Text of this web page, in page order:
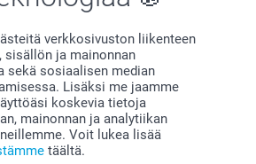
verkkosivuston liikenteen
sisällön ja mainonnan
sekä sosiaalisen median
Lisäksi me jaamme
koskevia tietoja
mainonnan ja analytiikan
Voit lukea lisää
täältä.
ripeästi toimitettuna.
Oletin olevan noin puolet mukista.